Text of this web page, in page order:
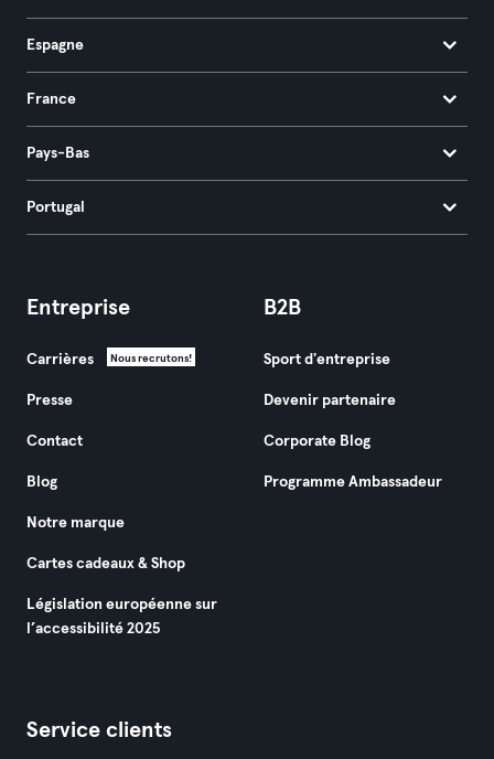
Espagne
France
Pays-Bas
Portugal
Entreprise
Carrières Nous recrutons!
Presse
Contact
Blog
Notre marque
Cartes cadeaux & Shop
Législation européenne sur
l’accessibilité 2025
B2B
Sport d'entreprise
Devenir partenaire
Corporate Blog
Programme Ambassadeur
Service clients